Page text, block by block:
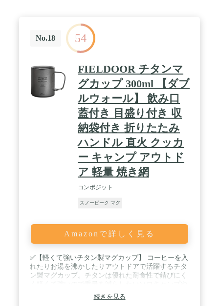
No.18 54
FIELDOOR チタンマ
グカップ 300ml 【ダブ
ルウォール】 飲み口
蓋付き 目盛り付き 収
納袋付き 折りたたみ
ハンドル 直火 クッカ
ー キャンプ アウトド
ア 軽量 焼き網
コンポジット
スノーピーク マグ
Amazonで詳しく見る
✅【軽くて強いチタン製マグカップ】 コーヒーを入
れたりお湯を沸かしたりアウトドアで活躍するチタ
ン製マグカップ。チタンは優れた耐食性で錆びにく
山行にもオススメです。 / ✅【保温性に優れたダブ
ルウォール】 こちらのマグカップは保温性に優れた
続きを見る